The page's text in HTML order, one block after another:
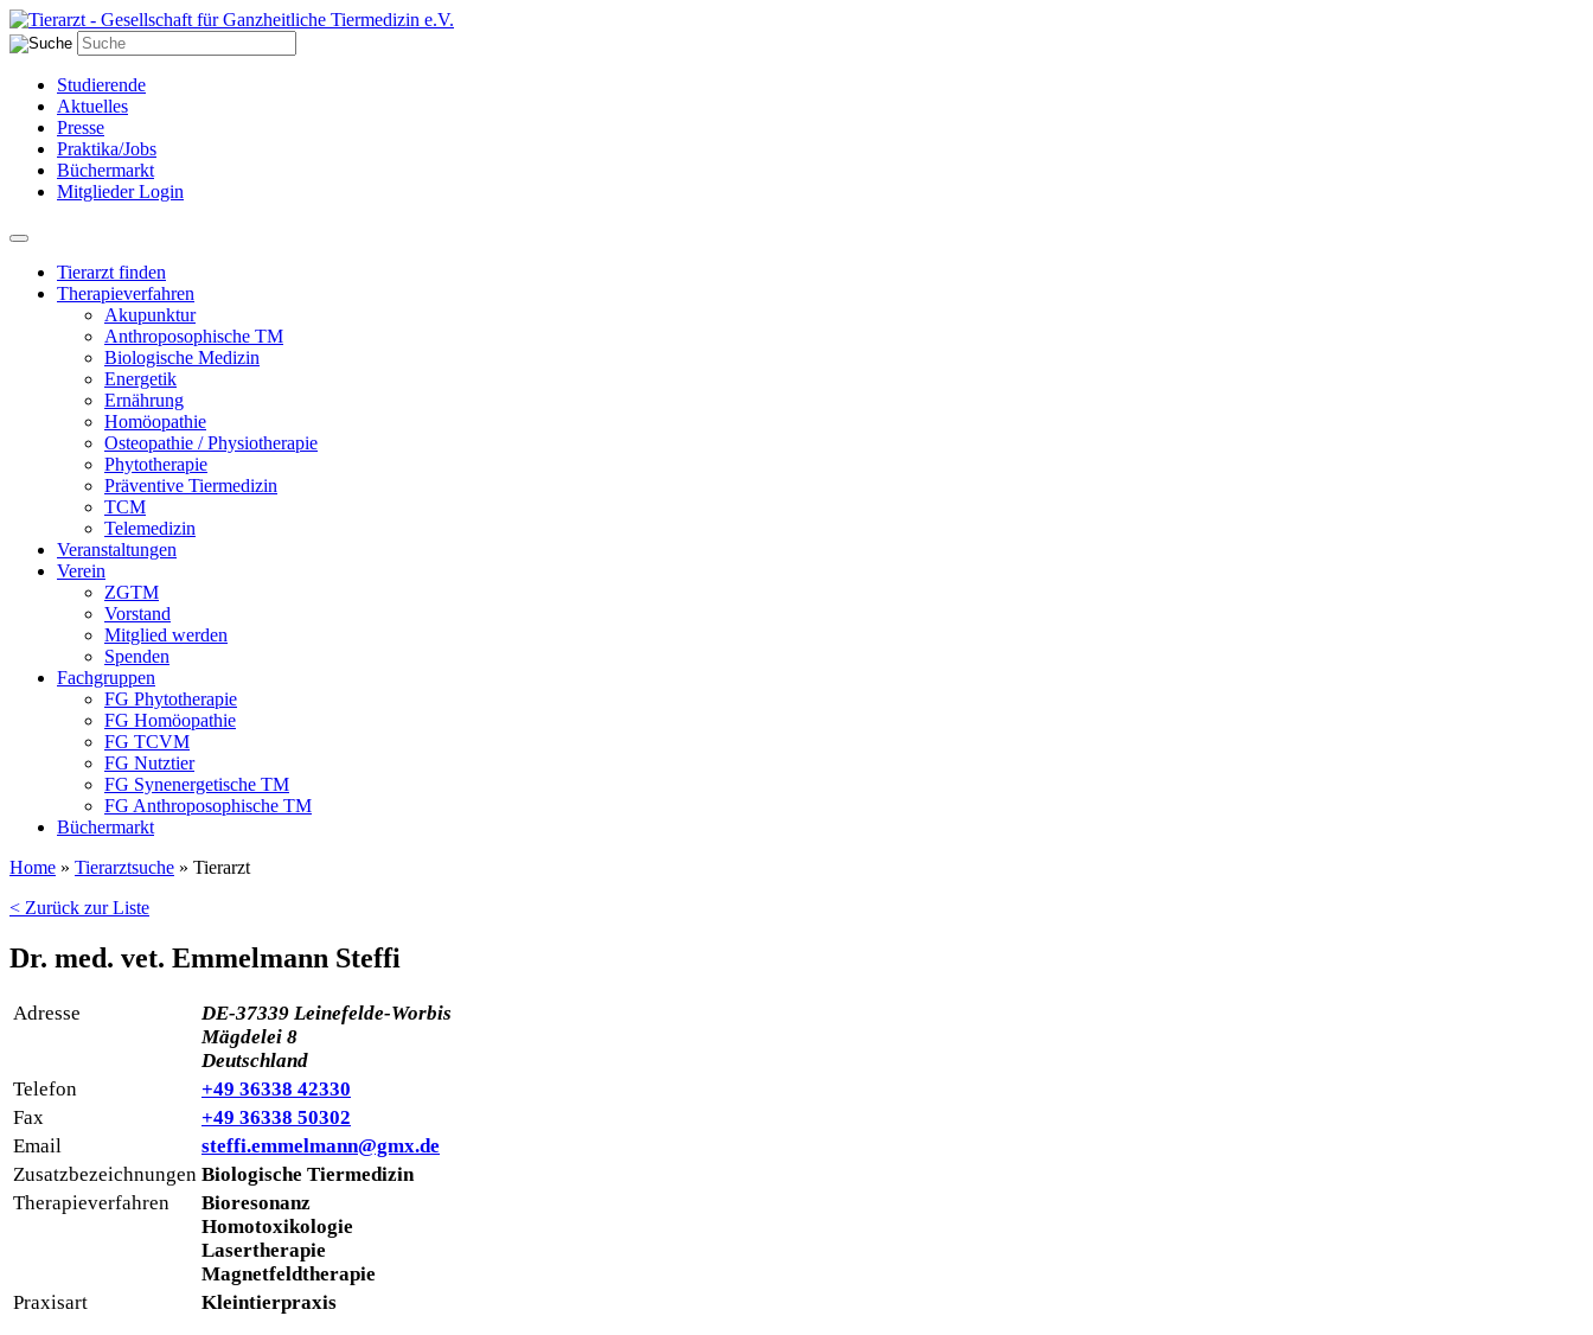
Studierende
Aktuelles
Presse
Praktika/Jobs
Büchermarkt
Mitglieder Login
Tierarzt finden
Therapieverfahren
Akupunktur
Anthroposophische TM
Biologische Medizin
Energetik
Ernährung
Homöopathie
Osteopathie / Physiotherapie
Phytotherapie
Präventive Tiermedizin
TCM
Telemedizin
Veranstaltungen
Verein
ZGTM
Vorstand
Mitglied werden
Spenden
Fachgruppen
FG Phytotherapie
FG Homöopathie
FG TCVM
FG Nutztier
FG Synenergetische TM
FG Anthroposophische TM
Büchermarkt
Home » Tierarztsuche » Tierarzt
< Zurück zur Liste
Dr. med. vet. Emmelmann Steffi
Adresse
DE-37339 Leinefelde-Worbis
Mägdelei 8
Deutschland
Telefon
+49 36338 42330
Fax
+49 36338 50302
Email
steffi.emmelmann@gmx.de
Zusatzbezeichnungen Biologische Tiermedizin
Therapieverfahren
Bioresonanz
Homotoxikologie
Lasertherapie
Magnetfeldtherapie
Praxisart
Kleintierpraxis